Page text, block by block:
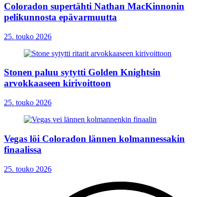
Coloradon supertähti Nathan MacKinnonin
pelikunnosta epävarmuutta
25. touko 2026
Stonen paluu sytytti Golden Knightsin
arvokkaaseen kirivoittoon
25. touko 2026
Vegas löi Coloradon lännen kolmannessakin
finaalissa
25. touko 2026